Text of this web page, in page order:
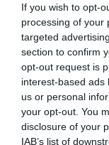
If you wish to opt-
processing of your
targeted
section to confirm
opt-out request is
interest-based ads
us or personal
your opt-out. You
disclosure of your
IAB’s list of
Greg765 a
Sauf que
certaines
en soi, ça